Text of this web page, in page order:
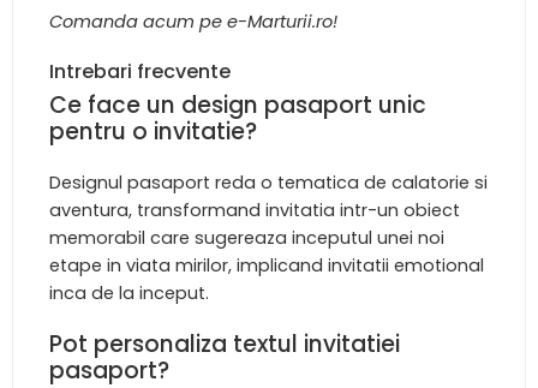
Comanda acum pe e-Marturii.ro!
Intrebari frecvente
Ce face un design pasaport unic
pentru o invitatie?
Designul pasaport reda o tematica de calatorie si
aventura, transformand invitatia intr-un obiect
memorabil care sugereaza inceputul unei noi
etape in viata mirilor, implicand invitatii emotional
inca de la inceput.
Pot personaliza textul invitatiei
pasaport?